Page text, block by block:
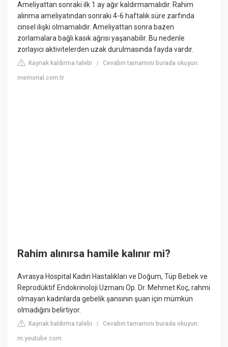
Ameliyattan sonraki ilk 1 ay ağır kaldırmamalıdır. Rahim
alınma ameliyatından sonraki 4-6 haftalık süre zarfında
cinsel ilişki olmamalıdır. Ameliyattan sonra bazen
zorlamalara bağlı kasık ağrısı yaşanabilir. Bu nedenle
zorlayıcı aktivitelerden uzak durulmasında fayda vardır.
Kaynak kaldırma talebi |Cevabın tamamını burada okuyun:
memorial.com.tr
Rahim alınırsa hamile kalınır mi?
Avrasya Hospital Kadın Hastalıkları ve Doğum, Tüp Bebek ve
Reprodüktif Endokrinoloji Uzmanı Op. Dr. Mehmet Koç, rahmi
olmayan kadınlarda gebelik şansının şuan için mümkün
olmadığını belirtiyor.
Kaynak kaldırma talebi |Cevabın tamamını burada okuyun:
m.youtube.com